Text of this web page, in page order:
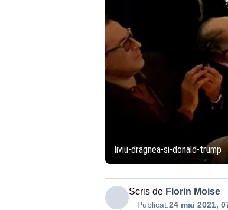
liviu-dragnea-si-donald-trump
Scris de Florin Moise
Publicat:24 mai 2021,